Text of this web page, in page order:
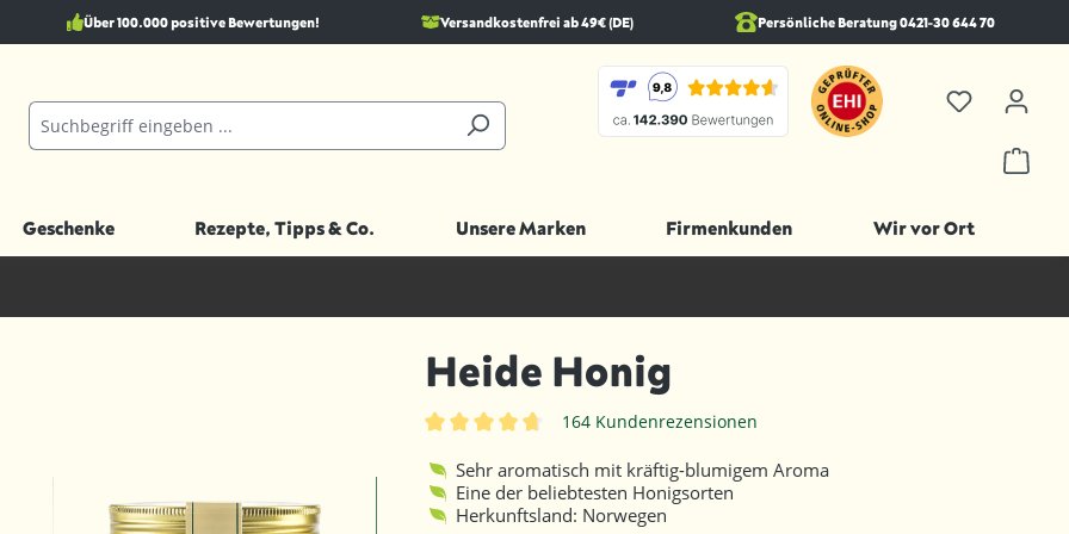
Über 100.000 positive Bewertungen! Versandkostenfrei ab 49€ (DE) Persönliche Beratung 0421-30 644 70
Geschenke Rezepte, Tipps & Co. Unsere Marken Firmenkunden Wir vor Ort
Heide Honig
164 Kundenrezensionen
Sehr aromatisch mit kräftig-blumigem Aroma
Eine der beliebtesten Honigsorten
Herkunftsland: Norwegen